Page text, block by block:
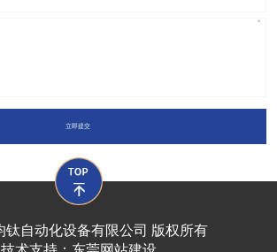
立即提交
钛自动化设备有限公司 版权所有